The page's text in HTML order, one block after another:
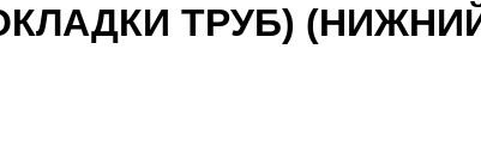
ТРУБ)